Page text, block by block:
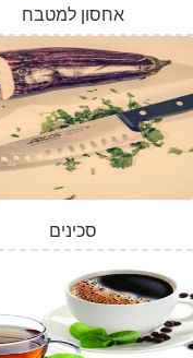
אחסון למטבח
סכינים